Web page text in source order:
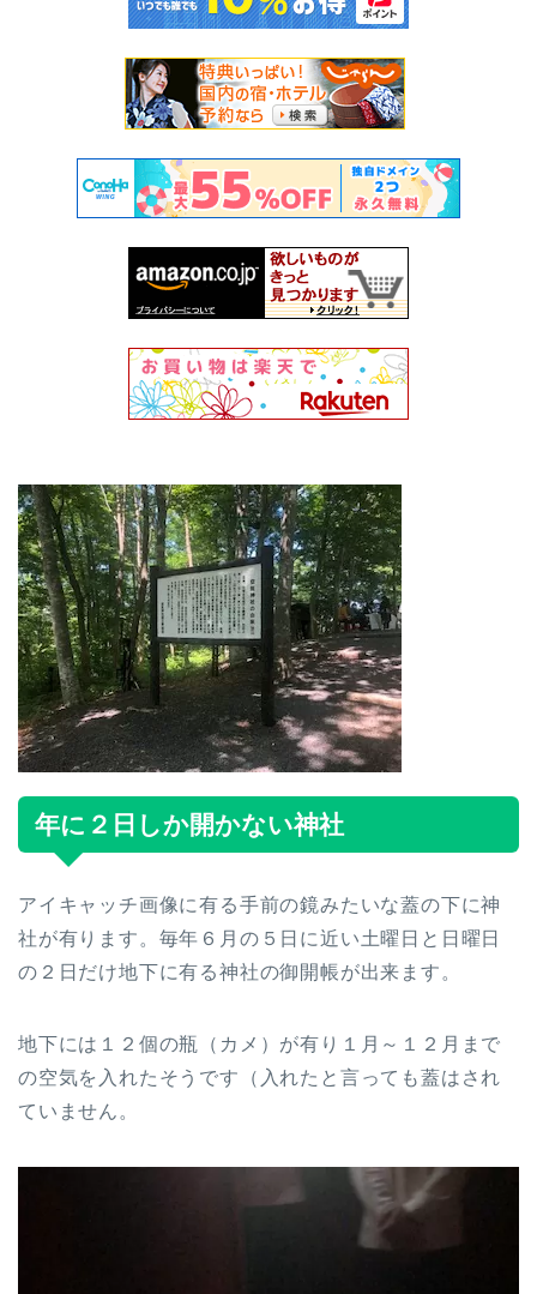
年に２日しか開かない神社
アイキャッチ画像に有る手前の鏡みたいな蓋の下に神
社が有ります。毎年６月の５日に近い土曜日と日曜日
の２日だけ地下に有る神社の御開帳が出来ます。
地下には１２個の瓶（カメ）が有り１月～１２月まで
の空気を入れたそうです（入れたと言っても蓋はされ
ていません。